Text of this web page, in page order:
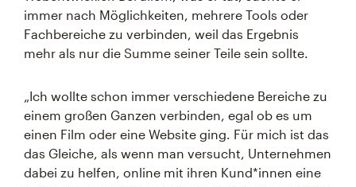
immer nach Möglichkeiten, mehrere Tools oder
Fachbereiche zu verbinden, weil das Ergebnis
mehr als nur die Summe seiner Teile sein sollte.
„Ich wollte schon immer verschiedene Bereiche zu
einem großen Ganzen verbinden, egal ob es um
einen Film oder eine Website ging. Für mich ist das
das Gleiche, als wenn man versucht, Unternehmen
dabei zu helfen, online mit ihren Kund*innen eine